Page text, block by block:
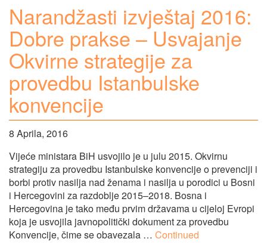
Narandžasti izvještaj 2016:
Dobre prakse – Usvajanje
Okvirne strategije za
provedbu Istanbulske
konvencije
8 Aprila, 2016
Vijeće ministara BiH usvojilo je u julu 2015. Okvirnu
strategiju za provedbu Istanbulske konvencije o prevenciji i
borbi protiv nasilja nad ženama i nasilja u porodici u Bosni
i Hercegovini za razdoblje 2015–2018. Bosna i
Hercegovina je tako među prvim državama u cijeloj Evropi
koja je usvojila javnopolitički dokument za provedbu
Konvencije, čime se obavezala … Continued